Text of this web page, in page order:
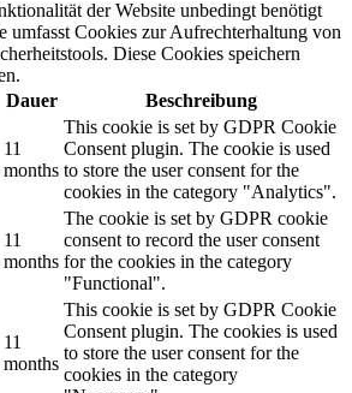
der Website unbedingt benötigt
umfasst Cookies zur Aufrechterhaltung von
Diese Cookies speichern
Dauer Beschreibung
11
months
This cookie is set by GDPR Cookie
Consent plugin. The cookie is used
to store the user consent for the
cookies in the category "Analytics".
11
months
The cookie is set by GDPR cookie
consent to record the user consent
for the cookies in the category
"Functional".
11
months
This cookie is set by GDPR Cookie
Consent plugin. The cookies is used
to store the user consent for the
cookies in the category